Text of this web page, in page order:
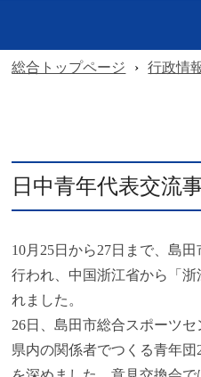
総合トップページ › 行政情
日中青年代表交流
10月25日から27日まで、島
行われ、中国浙江省から「
れました。
26日、島田市総合スポーツ
県内の関係者でつくる青年